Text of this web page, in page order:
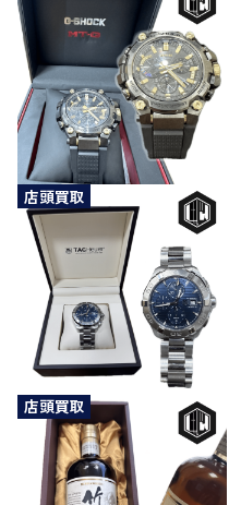
店頭買取
店頭買取